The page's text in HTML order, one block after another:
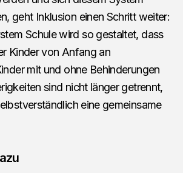
geht Inklusion einen Schritt weiter:
Schule wird so gestaltet, dass
Kinder von Anfang an
mit und ohne Behinderungen
sind nicht länger getrennt,
eine gemeinsame